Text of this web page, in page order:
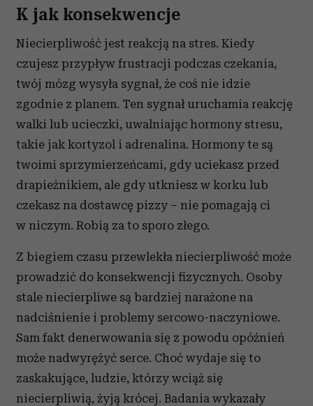
K jak konsekwencje
Niecierpliwość jest reakcją na stres. Kiedy
czujesz przypływ frustracji podczas czekania,
twój mózg wysyła sygnał, że coś nie idzie
zgodnie z planem. Ten sygnał uruchamia reakcję
walki lub ucieczki, uwalniając hormony stresu,
takie jak kortyzol i adrenalina. Hormony te są
twoimi sprzymierzeńcami, gdy uciekasz przed
drapieżnikiem, ale gdy utkniesz w korku lub
czekasz na dostawcę pizzy – nie pomagają ci
w niczym. Robią za to sporo złego.
Z biegiem czasu przewlekła niecierpliwość może
prowadzić do konsekwencji fizycznych. Osoby
stale niecierpliwe są bardziej narażone na
nadciśnienie i problemy sercowo-naczyniowe.
Sam fakt denerwowania się z powodu opóźnień
może nadwyrężyć serce. Choć wydaje się to
zaskakujące, ludzie, którzy wciąż się
niecierpliwią, żyją krócej. Badania wykazały